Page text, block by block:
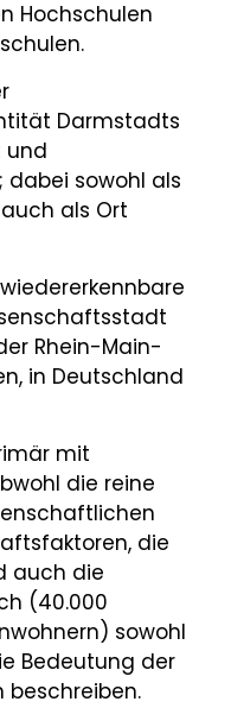
Hochschulen
Darmstadts
und
sowohl als
als Ort
Rhein-Main-
in Deutschland
mit
die reine
die
auch die
(40.000
sowohl
Bedeutung der
beschreiben.